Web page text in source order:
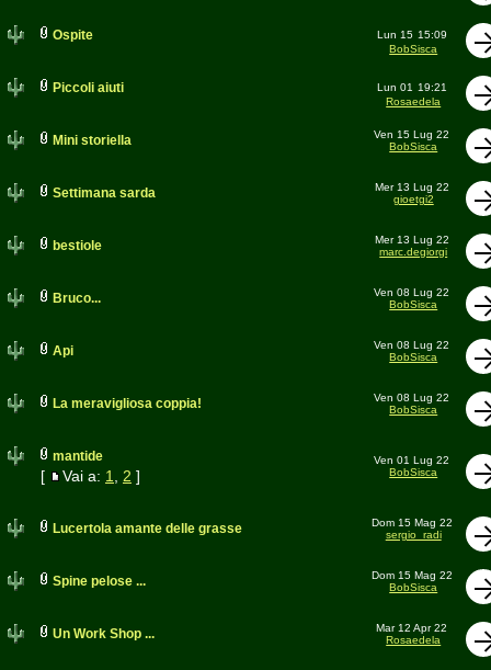
Ospite Lun 15 15:09
BobSisca
Piccoli aiuti Lun 01
19:21
Rosaedela
Mini storiella
Ven 15 Lug 22
BobSisca
Settimana sarda
Mer 13 Lug 22
gioetgi2
bestiole
Mer 13 Lug 22
marc.degiorgi
Bruco...
Ven 08 Lug 22
BobSisca
Api
Ven 08 Lug 22
BobSisca
La meravigliosa coppia!
Ven 08 Lug 22
BobSisca
mantide
[ Vai a: 1 2 ]
Ven 01 Lug 22
BobSisca
Lucertola amante delle grasse
Dom 15 Mag 22
sergio_radi
Spine pelose ...
Dom 15 Mag 22
BobSisca
Un Work Shop ...
Mar 12 Apr 22
Rosaedela